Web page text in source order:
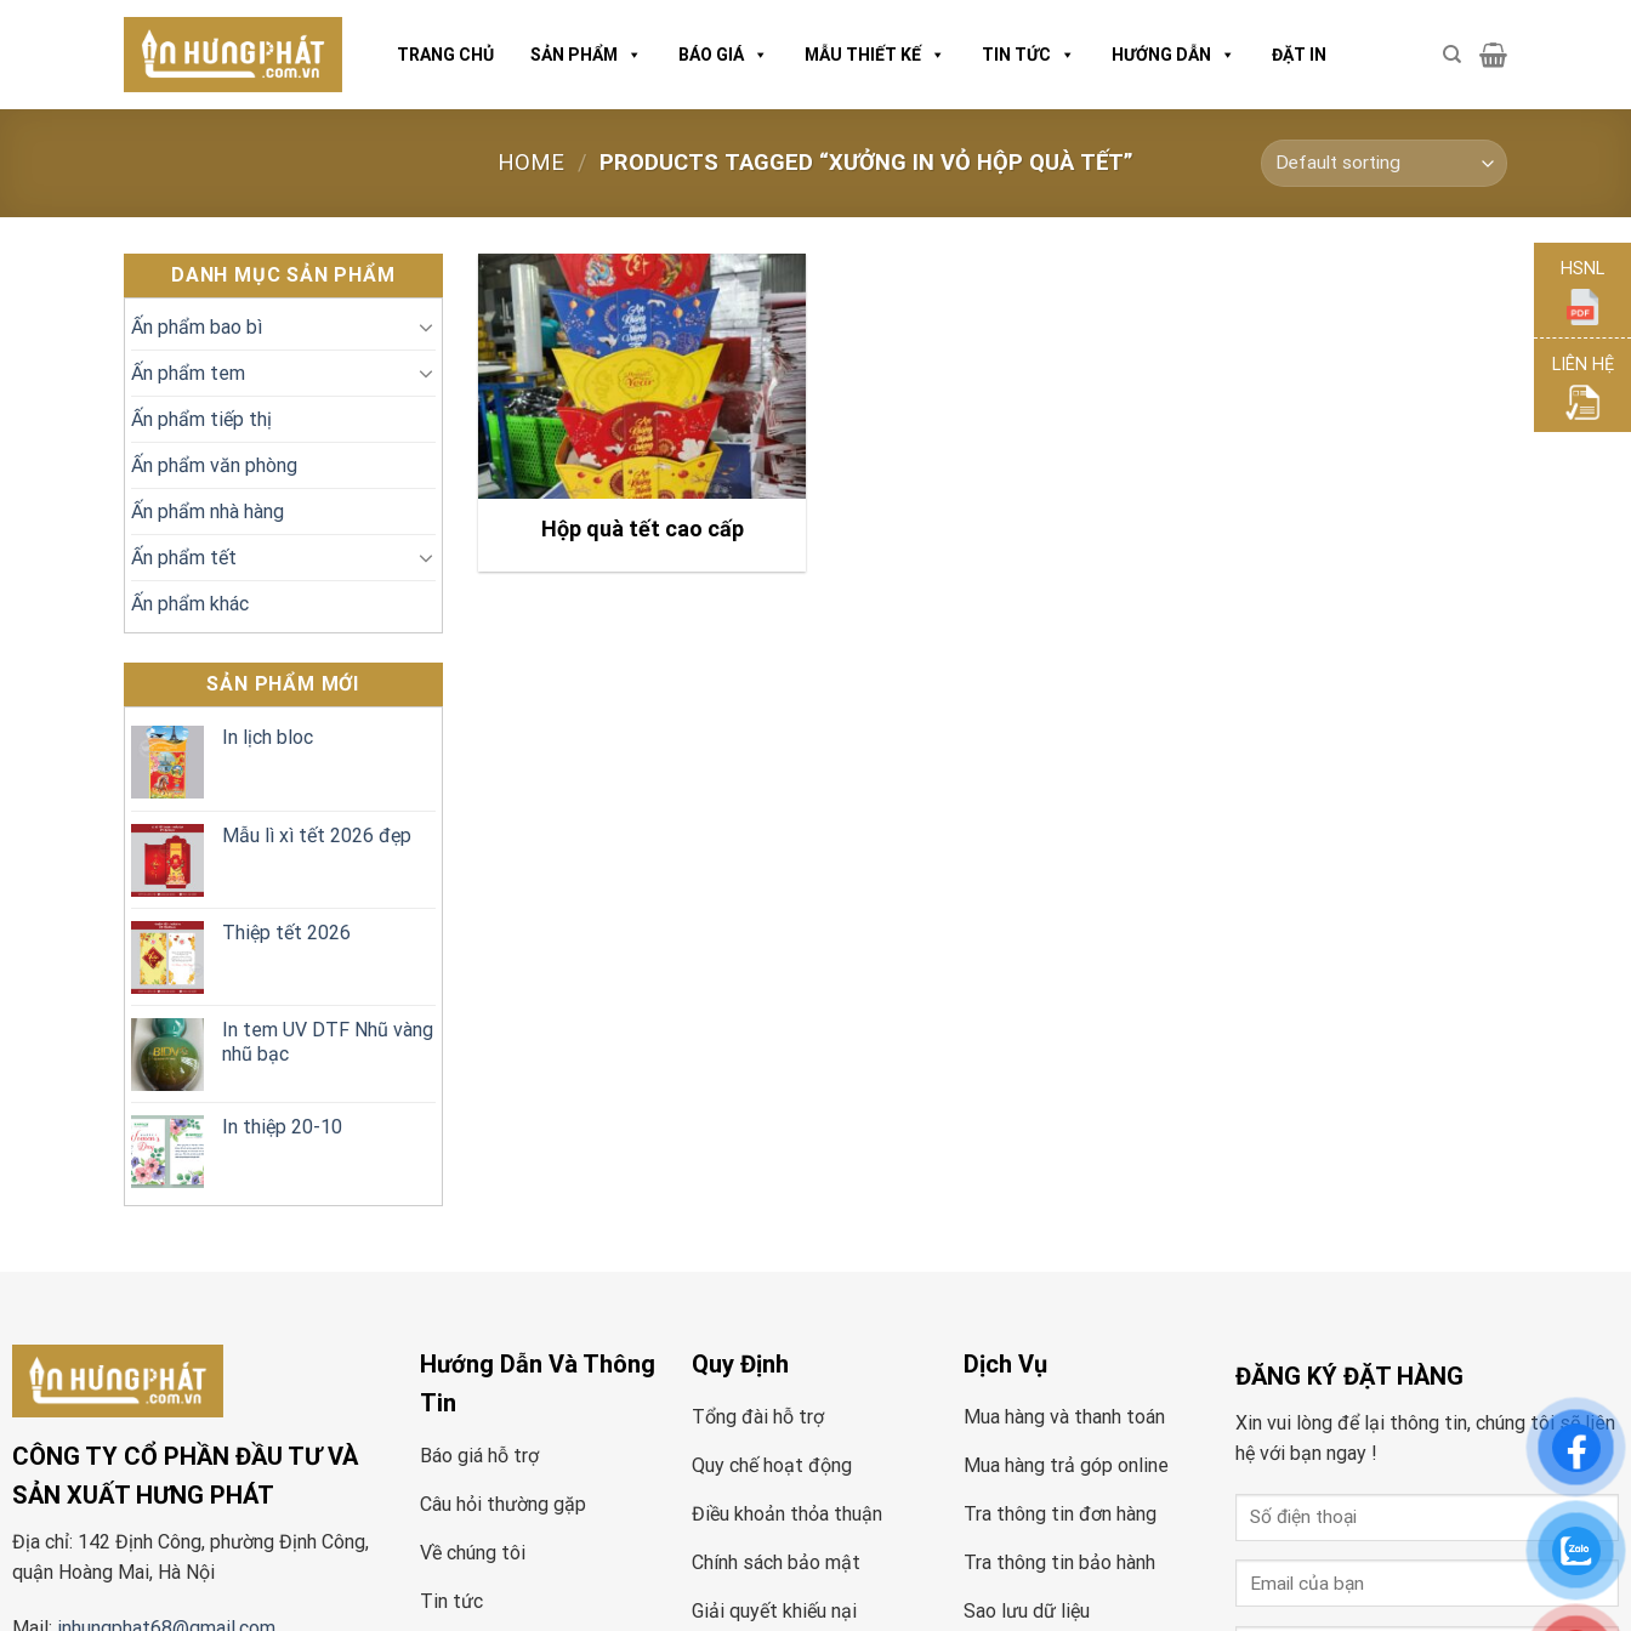
TRANG CHỦ SẢN PHẨM BÁO GIÁ MẪU THIẾT KẾ TIN TỨC HƯỚNG DẪN ĐẶT IN
HOME / PRODUCTS TAGGED “XƯỞNG IN VỎ HỘP QUÀ TẾT”
DANH MỤC SẢN PHẨM
Ấn phẩm bao bì
Ấn phẩm tem
Ấn phẩm tiếp thị
Ấn phẩm văn phòng
Ấn phẩm nhà hàng
Ấn phẩm tết
Ấn phẩm khác
SẢN PHẨM MỚI
In lịch bloc
Mẫu lì xì tết 2026 đẹp
Thiệp tết 2026
In tem UV DTF Nhũ vàng
nhũ bạc
In thiệp 20-10
Hộp quà tết cao cấp
CÔNG TY CỔ PHẦN ĐẦU TƯ VÀ
SẢN XUẤT HƯNG PHÁT
Địa chỉ: 142 Định Công, phường Định Công,
quận Hoàng Mai, Hà Nội
Hướng Dẫn Và Thông
Tin
Báo giá hỗ trợ
Câu hỏi thường gặp
Về chúng tôi
Tin tức
Quy Định
Tổng đài hỗ trợ
Quy chế hoạt động
Điều khoản thỏa thuận
Chính sách bảo mật
Giải quyết khiếu nại
Dịch Vụ
Mua hàng và thanh toán
Mua hàng trả góp online
Tra thông tin đơn hàng
Tra thông tin bảo hành
Sao lưu dữ liệu
ĐĂNG KÝ ĐẶT HÀNG
Xin vui lòng để lại thông tin, chúng tôi sẽ liên
hệ với bạn ngay !
HSNL
LIÊN HỆ